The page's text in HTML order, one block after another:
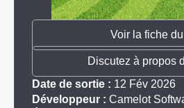
Voir la fiche
Discutez à propos
Date de sortie : 12 Fév 2026
Développeur : Camelot